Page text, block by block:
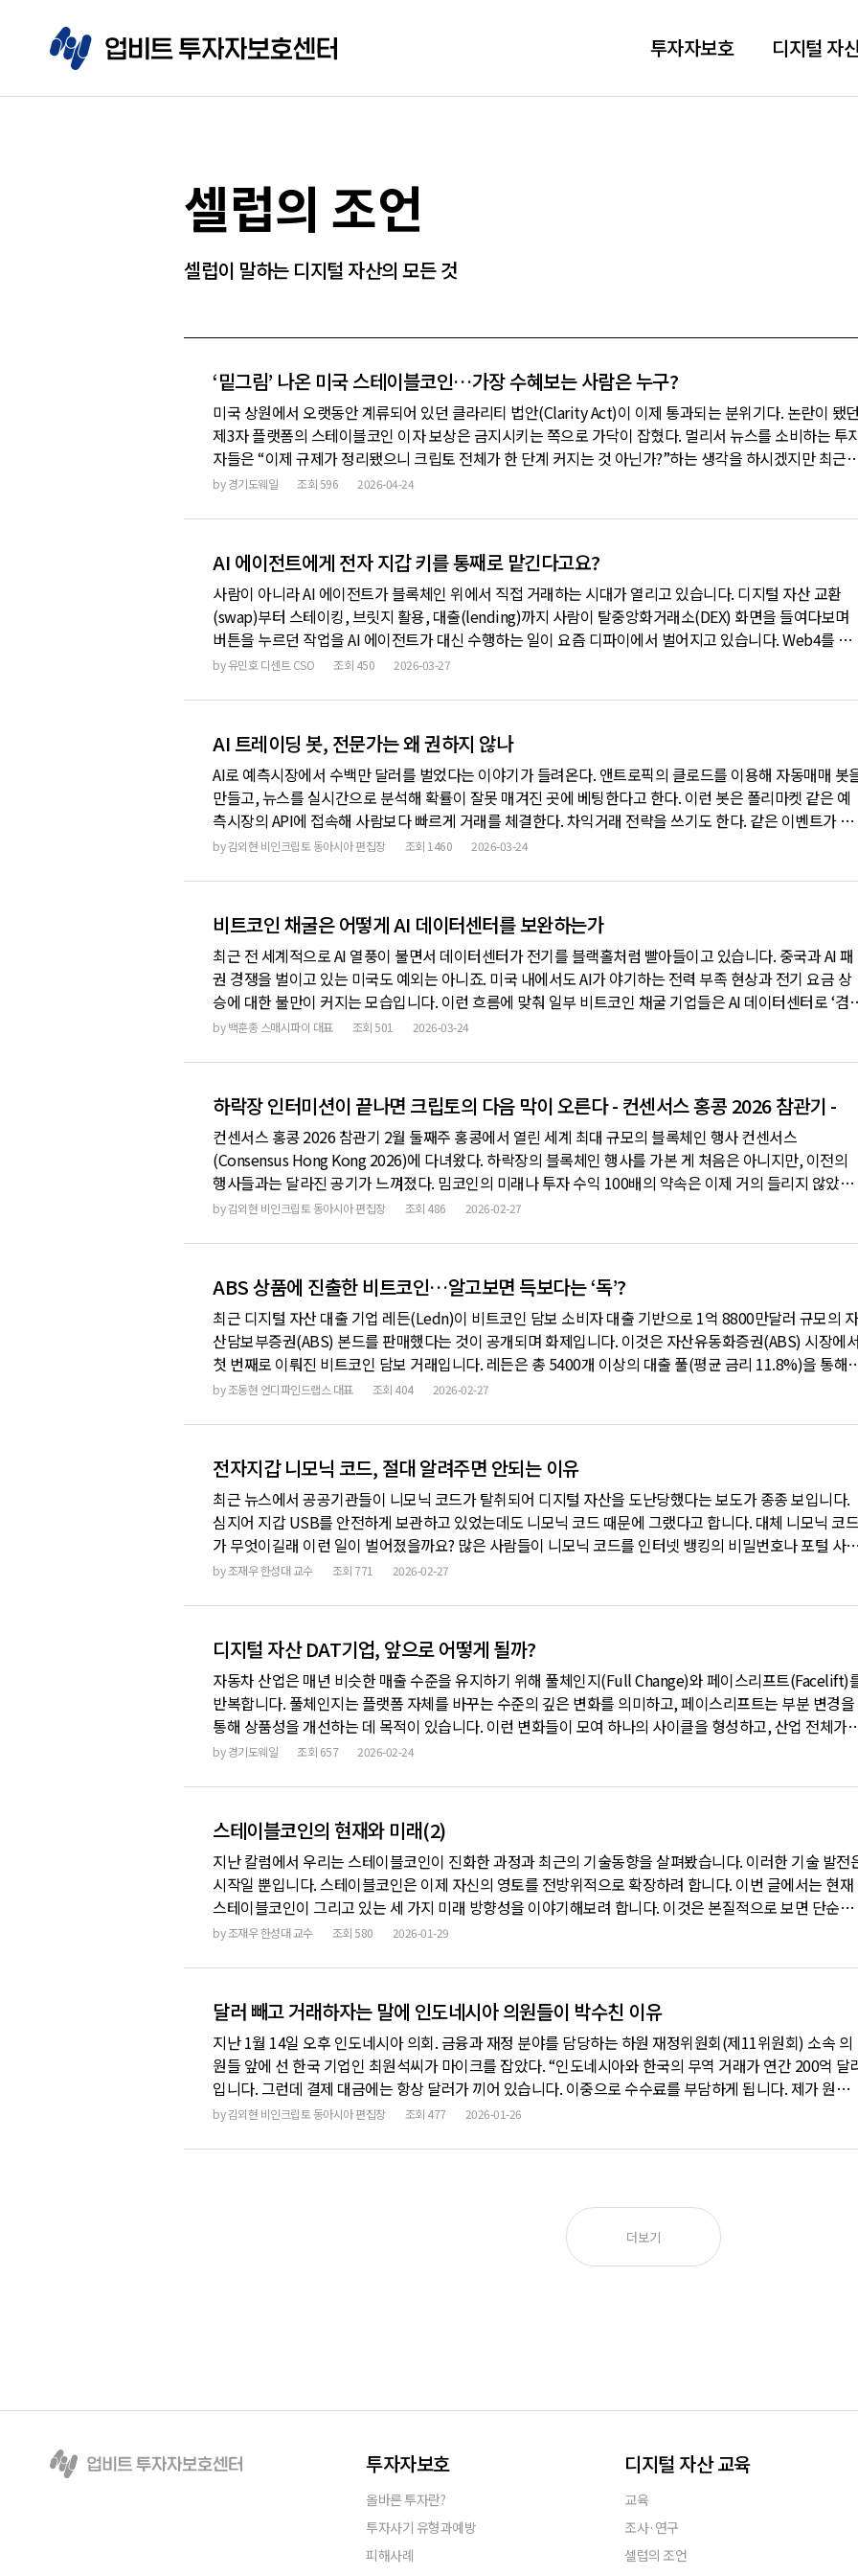
투자자보호 디지털 자
셀럽의 조언
셀럽이 말하는 디지털 자산의 모든 것
‘밑그림’ 나온 미국 스테이블코인…가장 수혜보는 사람은 누구?
미국 상원에서 오랫동안 계류되어 있던 클라리티 법안(Clarity Act)이 이제 통과되는 분위기다. 논란이 됐
제3자 플랫폼의 스테이블코인 이자 보상은 금지시키는 쪽으로 가닥이 잡혔다. 멀리서 뉴스를 소비하는 투
자들은 “이제 규제가 정리됐으니 크립토 전체가 한 단계 커지는 것 아닌가?”하는 생각을 하시겠지만 최근
국의 스테이블코인 규제 방향을 보면, 현실은 조금 다르다. 이번 제도화는 크립토 전체를 한꺼번에 띄워주
커스터디
by경기도웨일 조회 596 2026-04-24
AI 에이전트에게 전자 지갑 키를 통째로 맡긴다고요?
사람이 아니라 AI 에이전트가 블록체인 위에서 직접 거래하는 시대가 열리고 있습니다. 디지털 자산 교환
(swap)부터 스테이킹, 브릿지 활용, 대출(lending)까지 사람이 탈중앙화거래소(DEX) 화면을 들여다보며
버튼을 누르던 작업을 AI 에이전트가 대신 수행하는 일이 요즘 디파이에서 벌어지고 있습니다. Web4를 표
방하는 콘웨이(Conway)의 오토메이션(Automaton) 같은 프로젝트는 에이전트가 스스로 지갑을 만들고
by유민호 디센트 CSO 조회 450 2026-03-27
AI 트레이딩 봇, 전문가는 왜 권하지 않나
AI로 예측시장에서 수백만 달러를 벌었다는 이야기가 들려온다. 앤트로픽의 클로드를 이용해 자동매매 봇
만들고, 뉴스를 실시간으로 분석해 확률이 잘못 매겨진 곳에 베팅한다고 한다. 이런 봇은 폴리마켓 같은 예
측시장의 API에 접속해 사람보다 빠르게 거래를 체결한다. 차익거래 전략을 쓰기도 한다. 같은 이벤트가 플
랫폼마다 다른 확률로 거래되면, 싼 쪽에서 사고 비싼 쪽에서 팔아 스프레드를 챙긴다. 튜토리얼 영상이 쏟
다. AI를
by김외현 비인크립토 동아시아 편집장 조회 1460 2026-03-24
비트코인 채굴은 어떻게 AI 데이터센터를 보완하는가
최근 전 세계적으로 AI 열풍이 불면서 데이터센터가 전기를 블랙홀처럼 빨아들이고 있습니다. 중국과 AI 패
권 경쟁을 벌이고 있는 미국도 예외는 아니죠. 미국 내에서도 AI가 야기하는 전력 부족 현상과 전기 요금 상
승에 대한 불만이 커지는 모습입니다. 이런 흐름에 맞춰 일부 비트코인 채굴 기업들은 AI 데이터센터로 ‘겸
업’을 선언하고 있습니다. 최근 몇 달 동안 비트코인 가격이 하락하면서 AI 데이터센터가 더 많은 이익을 창
가 많
by백훈종 스매시파이 대표 조회 501 2026-03-24
하락장 인터미션이 끝나면 크립토의 다음 막이 오른다 - 컨센서스 홍콩 2026 참관기 -
컨센서스 홍콩 2026 참관기 2월 둘째주 홍콩에서 열린 세계 최대 규모의 블록체인 행사 컨센서스
(Consensus Hong Kong 2026)에 다녀왔다. 하락장의 블록체인 행사를 가본 게 처음은 아니지만, 이전의
행사들과는 달라진 공기가 느껴졌다. 밈코인의 미래나 투자 수익 100배의 약속은 이제 거의 들리지 않았다.
대신 무대에서 눈에 띈 건 블랙록 임원, 홍콩 정부 담당장관, 싱가포르 거래소 전략가 등이었다. 본 행사와
by김외현 비인크립토 동아시아 편집장 조회 486 2026-02-27
ABS 상품에 진출한 비트코인…알고보면 득보다는 ‘독’?
최근 디지털 자산 대출 기업 레든(Ledn)이 비트코인 담보 소비자 대출 기반으로 1억 8800만달러 규모의 자
산담보부증권(ABS) 본드를 판매했다는 것이 공개되며 화제입니다. 이것은 자산유동화증권(ABS) 시장에
첫 번째로 이뤄진 비트코인 담보 거래입니다. 레든은 총 5400개 이상의 대출 풀(평균 금리 11.8%)을 통해
맡겨진 비트코인 4078개를 담보로 사용했습니다. 금리는 안전한 미국 국채 담보 익일물 조달금리(SOFR)
by조동현 언디파인드랩스 대표 조회 404 2026-02-27
전자지갑 니모닉 코드, 절대 알려주면 안되는 이유
최근 뉴스에서 공공기관들이 니모닉 코드가 탈취되어 디지털 자산을 도난당했다는 보도가 종종 보입니다.
심지어 지갑 USB를 안전하게 보관하고 있었는데도 니모닉 코드 때문에 그랬다고 합니다. 대체 니모닉 코드
가 무엇이길래 이런 일이 벌어졌을까요? 많은 사람들이 니모닉 코드를 인터넷 뱅킹의 비밀번호나 포털 사
트의 로그인 정보 정도로 이해하고 있습니다. 그러나 디지털 자산의 니모닉 코드는 우리가 일상에서 사용하
털 자산은 어디에 있을까요?
by조재우 한성대 교수 조회 771 2026-02-27
디지털 자산 DAT기업, 앞으로 어떻게 될까?
자동차 산업은 매년 비슷한 매출 수준을 유지하기 위해 풀체인지(Full Change)와 페이스리프트(Facelift)
반복합니다. 풀체인지는 플랫폼 자체를 바꾸는 수준의 깊은 변화를 의미하고, 페이스리프트는 부분 변경을
통해 상품성을 개선하는 데 목적이 있습니다. 이런 변화들이 모여 하나의 사이클을 형성하고, 산업 전체가
다음 페이지로 넘어가곤 합니다. 지난해 시장에서 디지털 자산 투자자들을 웃고 울렸던 DAT(Digital Asset
by경기도웨일 조회 657 2026-02-24
스테이블코인의 현재와 미래(2)
지난 칼럼에서 우리는 스테이블코인이 진화한 과정과 최근의 기술동향을 살펴봤습니다. 이러한 기술 발전
시작일 뿐입니다. 스테이블코인은 이제 자신의 영토를 전방위적으로 확장하려 합니다. 이번 글에서는 현재
스테이블코인이 그리고 있는 세 가지 미래 방향성을 이야기해보려 합니다. 이것은 본질적으로 보면 단순히
디지털 자산을 더 많은 사람들이 사용하게 되는 문제가 아니라, 실물 경제와 디지털 세상을 하나로 묶어내
하여 제작되었습니다
by조재우 한성대 교수 조회 580 2026-01-29
달러 빼고 거래하자는 말에 인도네시아 의원들이 박수친 이유
지난 1월 14일 오후 인도네시아 의회. 금융과 재정 분야를 담당하는 하원 재정위원회(제11위원회) 소속 의
원들 앞에 선 한국 기업인 최원석씨가 마이크를 잡았다. “인도네시아와 한국의 무역 거래가 연간 200억 달
입니다. 그런데 결제 대금에는 항상 달러가 끼어 있습니다. 이중으로 수수료를 부담하게 됩니다. 제가 원하
것은 달러 없이 루피아 스테이블코인, 원화 스테이블코인으로 직접 거래하는 겁니다.” 회의실에 있던 의원
그들은
by김외현 비인크립토 동아시아 편집장 조회 477 2026-01-26
더보기
투자자보호
올바른 투자란?
투자사기 유형과예방
피해사례
디지털 자산 교육
교육
조사·연구
셀럽의 조언